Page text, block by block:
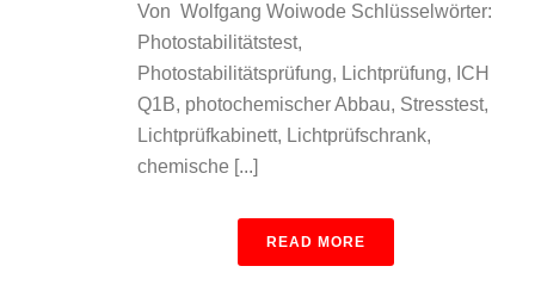
Von Wolfgang Woiwode Schlüsselwörter:
Photostabilitätstest,
Photostabilitätsprüfung, Lichtprüfung, ICH
Q1B, photochemischer Abbau, Stresstest,
Lichtprüfkabinett, Lichtprüfschrank,
chemische [...]
READ MORE